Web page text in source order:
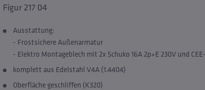
Figur 217 04
Ausstattung:
- Frostsichere Außenarmatur
- Elektro Montageblech mit 2x Schuko 16A 2p+E 230V und
komplett aus Edelstahl V4A (1.4404)
Oberfläche geschliffen (K320)